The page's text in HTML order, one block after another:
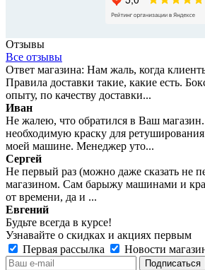
Отзывы
Все отзывы
Ответ магазина: Нам жаль, когда
Правила доставки такие, какие есть.
опыту, по качеству доставки...
Иван
Не жалею, что обратился в Ваш
необходимую краску для
моей машине. Менеджер уто...
Сергей
Не первый раз (можно даже сказать не
магазином. Сам барыжу машинами и
от времени, да и ...
Евгений
Будьте всегда в курсе!
Узнавайте о скидках и акциях первым
Первая рассылка
Новости